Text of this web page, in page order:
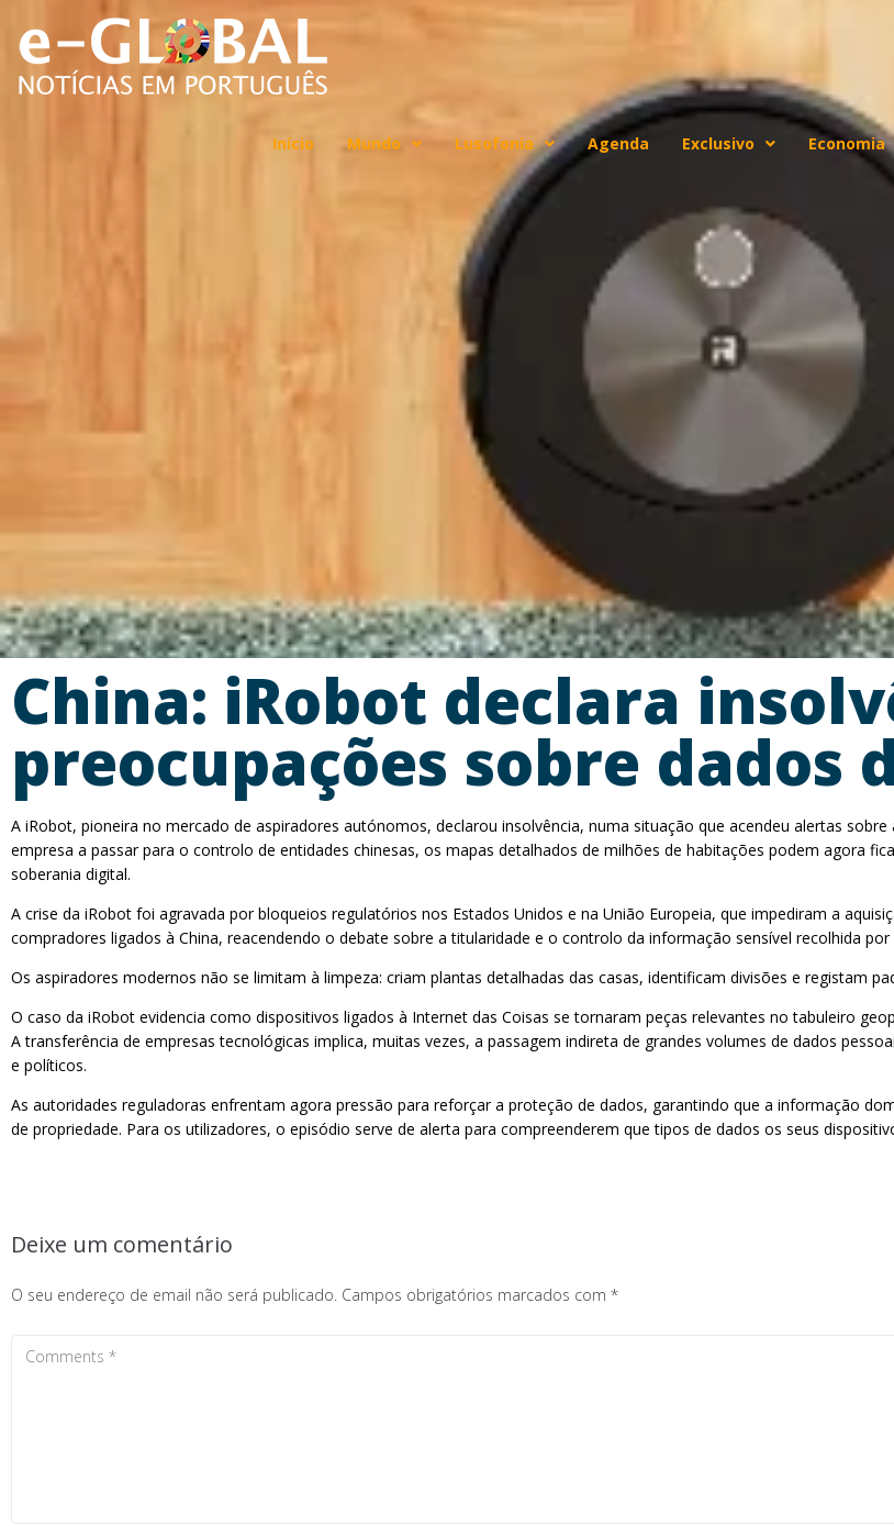
Início Mundo Lusofonia Agenda Exclusivo Economia
China: iRobot declara
preocupações sobre dados
A iRobot, pioneira no mercado de aspiradores autónomos, declarou insolvência, numa situação que acendeu alertas
empresa a passar para o controlo de entidades chinesas, os mapas detalhados de milhões de habitações podem agora
soberania digital.
A crise da iRobot foi agravada por bloqueios regulatórios nos Estados Unidos e na União Europeia, que impediram a
compradores ligados à China, reacendendo o debate sobre a titularidade e o controlo da informação sensível recolhida
Os aspiradores modernos não se limitam à limpeza: criam plantas detalhadas das casas, identificam divisões e registam
O caso da iRobot evidencia como dispositivos ligados à Internet das Coisas se tornaram peças relevantes no tabuleiro
A transferência de empresas tecnológicas implica, muitas vezes, a passagem indireta de grandes volumes de dados
e políticos.
As autoridades reguladoras enfrentam agora pressão para reforçar a proteção de dados, garantindo que a informação
de propriedade. Para os utilizadores, o episódio serve de alerta para compreenderem que tipos de dados os seus
Deixe um comentário
O seu endereço de email não será publicado. Campos obrigatórios marcados com *